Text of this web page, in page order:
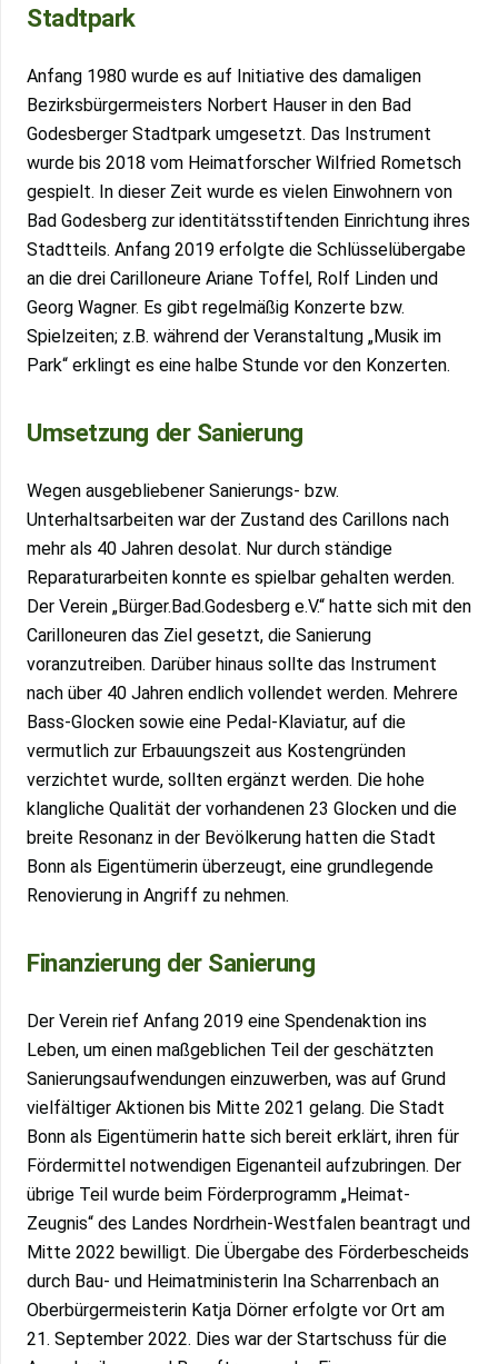
Stadtpark
Anfang 1980 wurde es auf Initiative des damaligen
Bezirksbürgermeisters Norbert Hauser in den Bad
Godesberger Stadtpark umgesetzt. Das Instrument
wurde bis 2018 vom Heimatforscher Wilfried Rometsch
gespielt. In dieser Zeit wurde es vielen Einwohnern von
Bad Godesberg zur identitätsstiftenden Einrichtung ihres
Stadtteils. Anfang 2019 erfolgte die Schlüsselübergabe
an die drei Carilloneure Ariane Toffel, Rolf Linden und
Georg Wagner. Es gibt regelmäßig Konzerte bzw.
Spielzeiten; z.B. während der Veranstaltung „Musik im
Park“ erklingt es eine halbe Stunde vor den Konzerten.
Umsetzung der Sanierung
Wegen ausgebliebener Sanierungs- bzw.
Unterhaltsarbeiten war der Zustand des Carillons nach
mehr als 40 Jahren desolat. Nur durch ständige
Reparaturarbeiten konnte es spielbar gehalten werden.
Der Verein „Bürger.Bad.Godesberg e.V.“ hatte sich mit den
Carilloneuren das Ziel gesetzt, die Sanierung
voranzutreiben. Darüber hinaus sollte das Instrument
nach über 40 Jahren endlich vollendet werden. Mehrere
Bass-Glocken sowie eine Pedal-Klaviatur, auf die
vermutlich zur Erbauungszeit aus Kostengründen
verzichtet wurde, sollten ergänzt werden. Die hohe
klangliche Qualität der vorhandenen 23 Glocken und die
breite Resonanz in der Bevölkerung hatten die Stadt
Bonn als Eigentümerin überzeugt, eine grundlegende
Renovierung in Angriff zu nehmen.
Finanzierung der Sanierung
Der Verein rief Anfang 2019 eine Spendenaktion ins
Leben, um einen maßgeblichen Teil der geschätzten
Sanierungsaufwendungen einzuwerben, was auf Grund
vielfältiger Aktionen bis Mitte 2021 gelang. Die Stadt
Bonn als Eigentümerin hatte sich bereit erklärt, ihren für
Fördermittel notwendigen Eigenanteil aufzubringen. Der
übrige Teil wurde beim Förderprogramm „Heimat-
Zeugnis“ des Landes Nordrhein-Westfalen beantragt und
Mitte 2022 bewilligt. Die Übergabe des Förderbescheids
durch Bau- und Heimatministerin Ina Scharrenbach an
Oberbürgermeisterin Katja Dörner erfolgte vor Ort am
21. September 2022. Dies war der Startschuss für die